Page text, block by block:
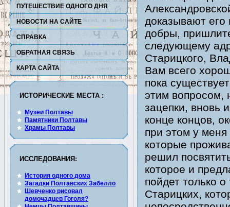
ПУТЕШЕСТВИЕ ОДНОГО ДНЯ
НОВОСТИ НА САЙТЕ
СПРАВКА
ОБРАТНАЯ СВЯЗЬ
КАРТА САЙТА
ИСТОРИЧЕСКИЕ МЕСТА :
Музеи Полтавы
Памятники Полтавы
Храмы Полтавы
ИССЛЕДОВАНИЯ:
История одного дома
Загадки Полтавских Забелло
Шевченко рисовал
домочадцев Гоголя?
доказывают его
добры,
следующему
Старицкого,
Вам всего
пока
этим вопросом,
зацепки, вновь
конце концов,
при этом у меня
которые
решил
которое и
пойдет только
Старицких,